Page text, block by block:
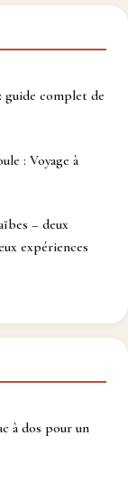
guide complet de
: Voyage à
– deux
expériences
à dos pour un